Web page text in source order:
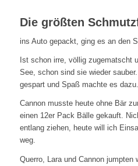
Die größten
ins Auto gepackt, ging es an den
Ist schon irre, völlig zugematscht
See, schon sind sie wieder
gespart und Spaß machte es dazu.
Cannon musste heute ohne Bär
einen 12er Pack Bälle gekauft.
entlang ziehen, heute will ich
weg.
Querro, Lara und Cannon